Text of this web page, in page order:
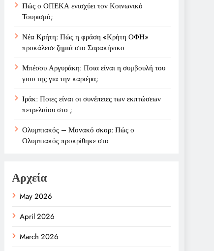
Πώς ο ΟΠΕΚΑ ενισχύει τον Κοινωνικό
Τουρισμό;
Νέα Κρήτη: Πώς η φράση «Κρήτη ΟΦΗ»
προκάλεσε ζημιά στο Σαρακήνικο
Μπέσσυ Αργυράκη: Ποια είναι η συμβουλή του
γιου της για την καριέρα;
Ιράκ: Ποιες είναι οι συνέπειες των εκπτώσεων
πετρελαίου στο ;
Ολυμπιακός – Μονακό σκορ: Πώς ο
Ολυμπιακός προκρίθηκε στο
Αρχεία
May 2026
April 2026
March 2026